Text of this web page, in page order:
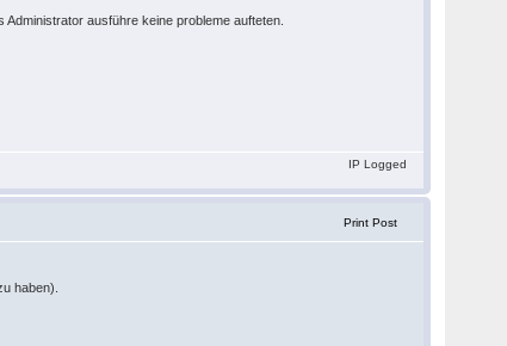
ausführe keine probleme aufteten.
IP Logged
Print Post
haben).